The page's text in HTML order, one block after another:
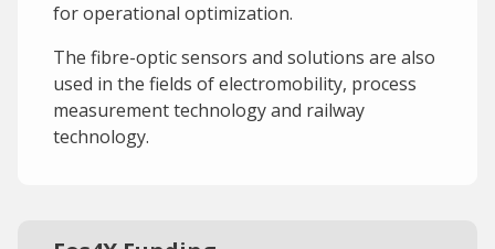
for operational optimization.
The fibre-optic sensors and solutions are also
used in the fields of electromobility, process
measurement technology and railway
technology.